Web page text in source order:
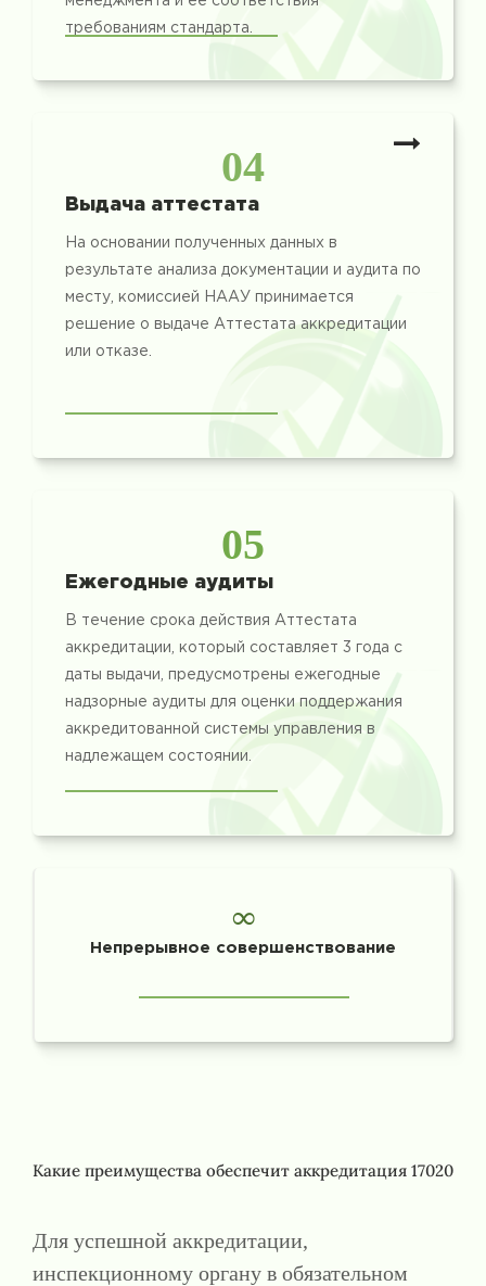
требованиям стандарта.
04
Выдача аттестата
На основании полученных данных в
результате анализа документации и аудита по
месту, комиссией НААУ принимается
решение о выдаче Аттестата аккредитации
или отказе.
05
Ежегодные аудиты
В течение срока действия Аттестата
аккредитации, который составляет 3 года с
даты выдачи, предусмотрены ежегодные
надзорные аудиты для оценки поддержания
аккредитованной системы управления в
надлежащем состоянии.
∞
Непрерывное совершенствование
Какие преимущества обеспечит аккредитация 17020
Для успешной аккредитации,
инспекционному органу в обязательном